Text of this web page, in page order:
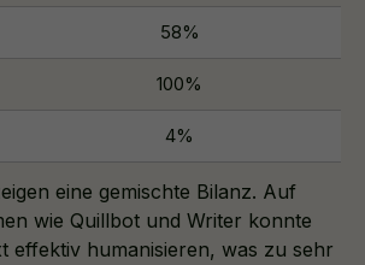
58%
100%
4%
eine gemischte Bilanz. Auf
wie Quillbot und Writer konnte
effektiv humanisieren, was zu sehr